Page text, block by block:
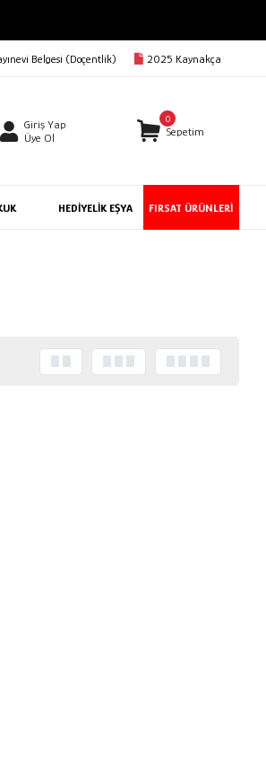
Belgesi (Doçentlik) 2025 Kaynakça
Giriş Yap
Üye Ol
0
Sepetim
HEDİYELİK EŞYA FIRSAT ÜRÜNLERİ